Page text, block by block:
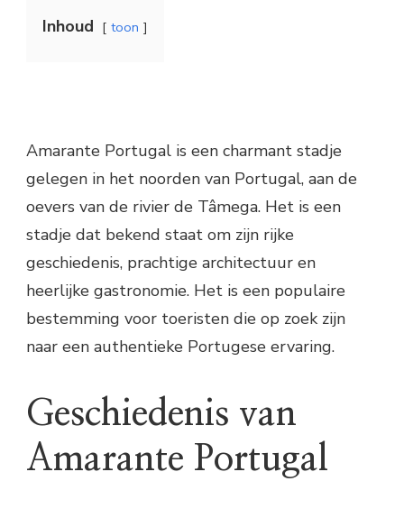
Inhoud toon
Amarante Portugal is een charmant stadje
gelegen in het noorden van Portugal, aan de
oevers van de rivier de Tâmega. Het is een
stadje dat bekend staat om zijn rijke
geschiedenis, prachtige architectuur en
heerlijke gastronomie. Het is een populaire
bestemming voor toeristen die op zoek zijn
naar een authentieke Portugese ervaring.
Geschiedenis van
Amarante Portugal